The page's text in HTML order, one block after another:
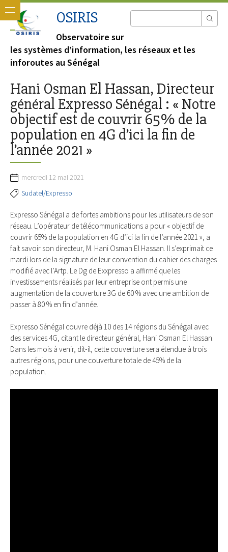
OSIRIS
Observatoire sur
les systèmes d’information, les réseaux et les
inforoutes au Sénégal
Hani Osman El Hassan, Directeur
général Expresso Sénégal : « Notre
objectif est de couvrir 65% de la
population en 4G d’ici la fin de
l’année 2021 »
mercredi 12 mai 2021
Sudatel/Expresso
Expresso Sénégal a de fortes ambitions pour les utilisateurs de son
réseau. L’opérateur de télécommunications a pour « objectif de
couvrir 65% de la population en 4G d’ici la fin de l’année 2021 », a
fait savoir son directeur, M. Hani Osman El Hassan. Il s’exprimait ce
mardi lors de la signature de leur convention du cahier des charges
modifié avec l’Artp. Le Dg de Exxpresso a affirmé que les
investissements réalisés par leur entreprise ont permis une
augmentation de la couverture 3G de 60 % avec une ambition de
passer à 80 % en fin d’année.
Expresso Sénégal couvre déjà 10 des 14 régions du Sénégal avec
des services 4G, citant le directeur général, Hani Osman El Hassan.
Dans les mois à venir, dit-il, cette couverture sera étendue à trois
autres régions, pour une couverture totale de 45% de la
population.